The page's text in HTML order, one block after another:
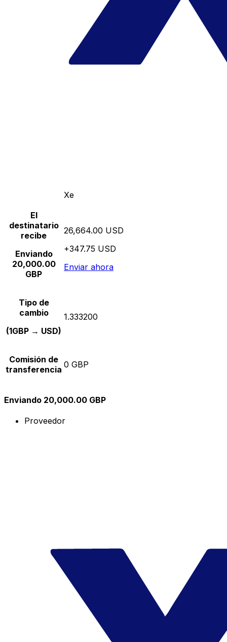
Xe
El
destinatario
recibe
Enviando
20,000.00
GBP
26,664.00 USD
+347.75 USD
Enviar ahora
Tipo de
cambio
(1GBP → USD)
1.333200
Comisión de
transferencia 0 GBP
Enviando 20,000.00 GBP
Proveedor